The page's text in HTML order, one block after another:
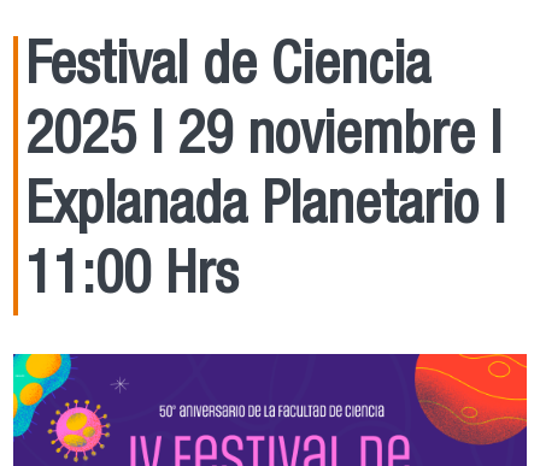
Festival de Ciencia
2025 l 29 noviembre l
Explanada Planetario l
11:00 Hrs